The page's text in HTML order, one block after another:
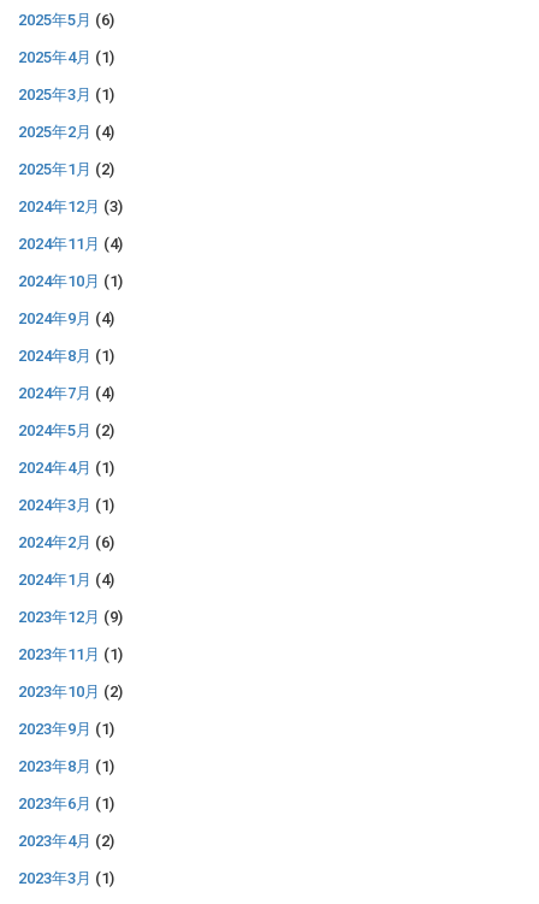
2025年5月 (6)
2025年4月 (1)
2025年3月 (1)
2025年2月 (4)
2025年1月 (2)
2024年12月 (3)
2024年11月 (4)
2024年10月 (1)
2024年9月 (4)
2024年8月 (1)
2024年7月 (4)
2024年5月 (2)
2024年4月 (1)
2024年3月 (1)
2024年2月 (6)
2024年1月 (4)
2023年12月 (9)
2023年11月 (1)
2023年10月 (2)
2023年9月 (1)
2023年8月 (1)
2023年6月 (1)
2023年4月 (2)
2023年3月 (1)